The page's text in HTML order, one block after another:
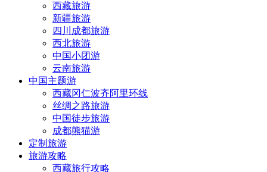
西藏旅游
新疆旅游
四川成都旅游
西北旅游
中国小团游
云南旅游
中国主题游
西藏冈仁波齐阿里环线
丝绸之路旅游
中国徒步旅游
成都熊猫游
定制旅游
旅游攻略
西藏旅行攻略